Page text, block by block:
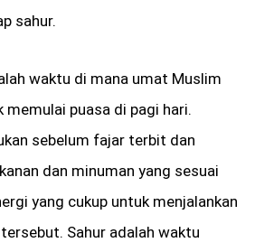
sahur.
waktu di mana umat Muslim
memulai puasa di pagi hari.
sebelum fajar terbit dan
dan minuman yang sesuai
yang cukup untuk menjalankan
Sahur adalah waktu